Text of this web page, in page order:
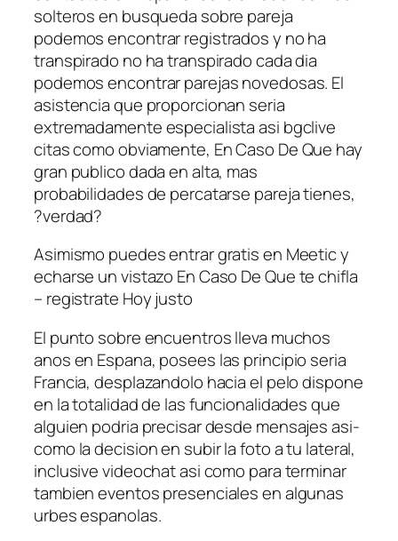
solteros en busqueda sobre pareja
podemos encontrar registrados y no ha
transpirado no ha transpirado cada dia
podemos encontrar parejas novedosas. El
asistencia que proporcionan seri­a
extremadamente especialista asi­ bgclive
citas como obviamente, En Caso De Que hay
gran publico dada en alta, mas
probabilidades de percatarse pareja tienes,
?verdad?
Asimismo puedes entrar gratis en Meetic y
echarse un vistazo En Caso De Que te chifla
– registrate Hoy justo
El punto sobre encuentros lleva muchos
anos en Espana, posees las principio seri­a
Francia, desplazandolo hacia el pelo dispone
en la totalidad de las funcionalidades que
alguien podria precisar desde mensajes asi­
como la decision en subir la foto a tu lateral,
inclusive videochat asi­ como para terminar
tambien eventos presenciales en algunas
urbes espanolas.